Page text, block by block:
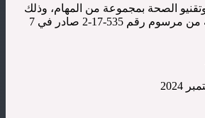
الصحة بمجموعة من المهام، وذلك
وفق المادة الثالثة من مرسوم رقم 535-17-2 صادر في 7